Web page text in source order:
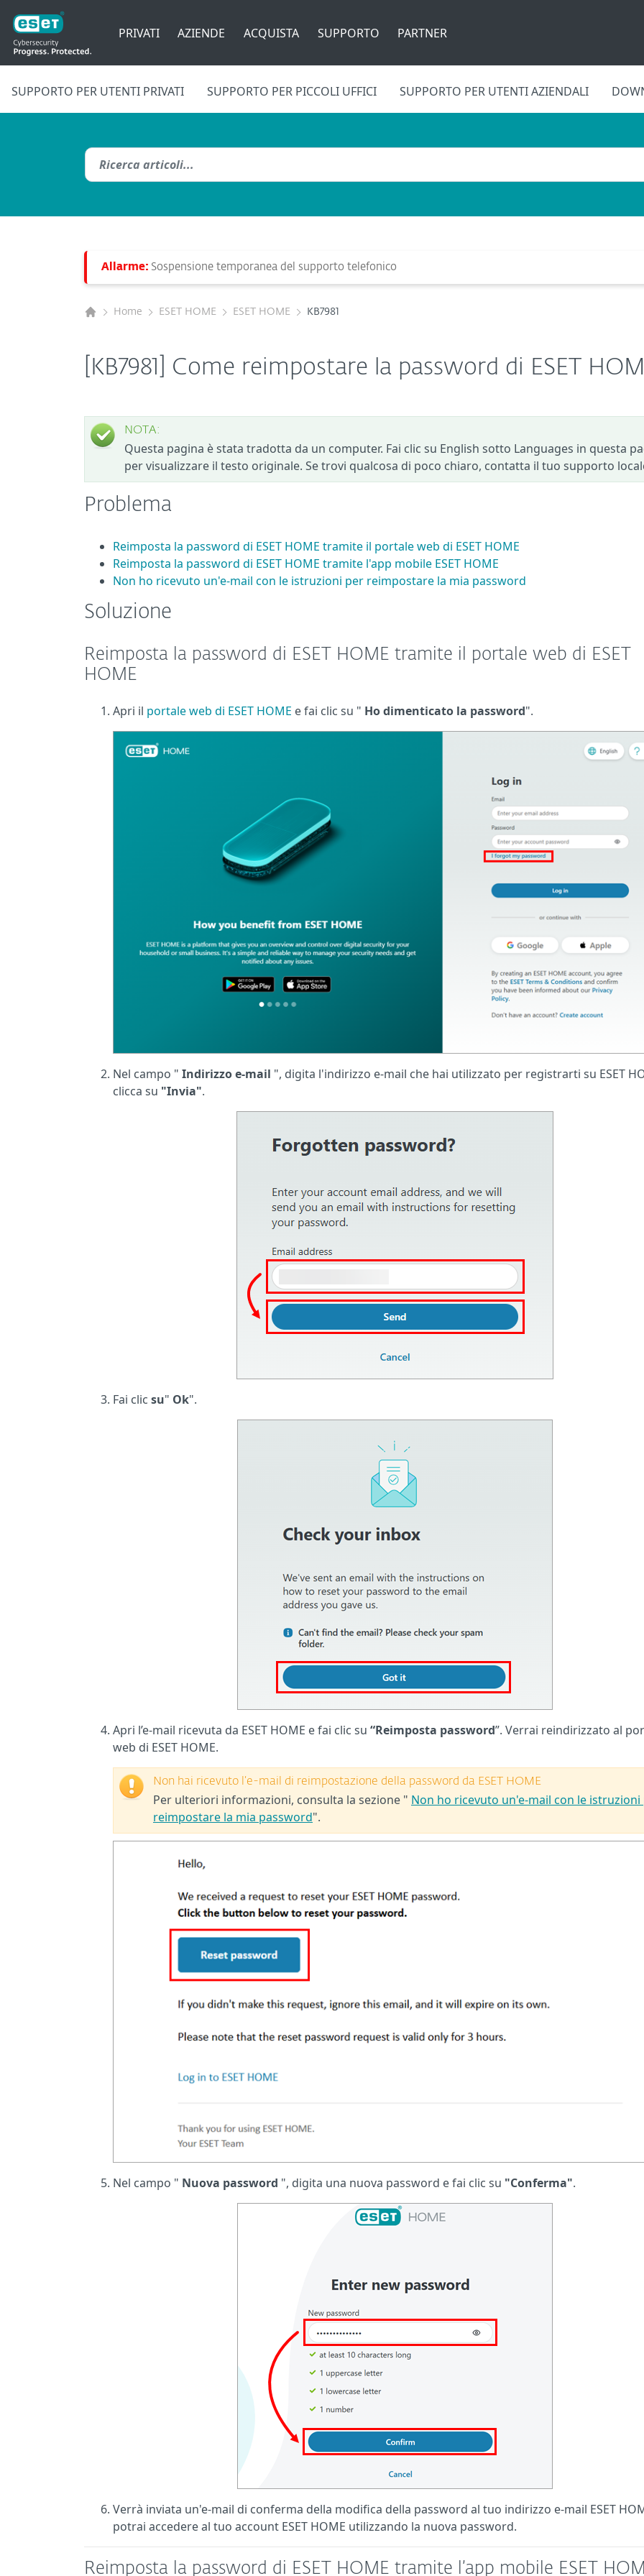
PRIVATI AZIENDE ACQUISTA SUPPORTO PARTNER
SUPPORTO PER UTENTI PRIVATI SUPPORTO PER PICCOLI UFFICI SUPPORTO PER UTENTI AZIENDALI
Allarme: Sospensione temporanea del supporto telefonico
Home ESET HOME ESET HOME KB7981
[KB7981] Come reimpostare la password di ESET
NOTA:
Questa pagina è stata tradotta da un computer. Fai clic su English sotto Languages in questa
per visualizzare il testo originale. Se trovi qualcosa di poco chiaro, contatta il tuo supporto
Problema
Reimposta la password di ESET HOME tramite il portale web di ESET HOME
Reimposta la password di ESET HOME tramite l'app mobile ESET HOME
Non ho ricevuto un'e-mail con le istruzioni per reimpostare la mia password
Soluzione
Reimposta la password di ESET HOME tramite il portale web di ESET
HOME
Apri il portale web di ESET HOME e fai clic su " Ho dimenticato la password".
Nel campo " Indirizzo e-mail ", digita l'indirizzo e-mail che hai utilizzato per registrarti su ESET
clicca su "Invia".
Fai clic su" Ok".
Apri l’e-mail ricevuta da ESET HOME e fai clic su “Reimposta password”. Verrai reindirizzato al
web di ESET HOME.
Non hai ricevuto l’e-mail di reimpostazione della password da ESET HOME
Per ulteriori informazioni, consulta la sezione " Non ho ricevuto un'e-mail con le istruzioni
reimpostare la mia password".
Nel campo " Nuova password ", digita una nuova password e fai clic su "Conferma".
Verrà inviata un'e-mail di conferma della modifica della password al tuo indirizzo e-mail ESET
potrai accedere al tuo account ESET HOME utilizzando la nuova password.
Reimposta la password di ESET HOME tramite l’app mobile ESET